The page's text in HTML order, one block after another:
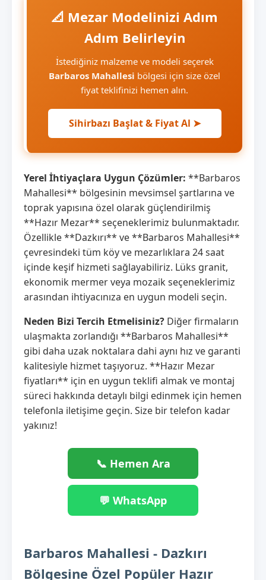
📐 Mezar Modelinizi Adım
Adım Belirleyin
İstediğiniz malzeme ve modeli seçerek
Barbaros Mahallesi bölgesi için size özel
fiyat teklifinizi hemen alın.
Sihirbazı Başlat & Fiyat Al ➤
Yerel İhtiyaçlara Uygun Çözümler: **Barbaros
Mahallesi** bölgesinin mevsimsel şartlarına ve
toprak yapısına özel olarak güçlendirilmiş
**Hazır Mezar** seçeneklerimiz bulunmaktadır.
Özellikle **Dazkırı** ve **Barbaros Mahallesi**
çevresindeki tüm köy ve mezarlıklara 24 saat
içinde keşif hizmeti sağlayabiliriz. Lüks granit,
ekonomik mermer veya mozaik seçeneklerimiz
arasından ihtiyacınıza en uygun modeli seçin.
Neden Bizi Tercih Etmelisiniz? Diğer firmaların
ulaşmakta zorlandığı **Barbaros Mahallesi**
gibi daha uzak noktalara dahi aynı hız ve garanti
kalitesiyle hizmet taşıyoruz. **Hazır Mezar
fiyatları** için en uygun teklifi almak ve montaj
süreci hakkında detaylı bilgi edinmek için hemen
telefonla iletişime geçin. Size bir telefon kadar
yakınız!
📞 Hemen Ara
💬 WhatsApp
Barbaros Mahallesi - Dazkırı
Bölgesine Özel Popüler Hazır